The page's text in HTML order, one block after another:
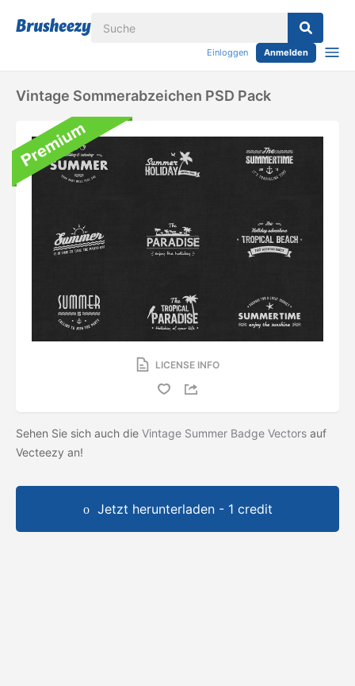
Einloggen Anmelden
Vintage Sommerabzeichen PSD Pack
LICENSE INFO
Sehen Sie sich auch die Vintage Summer Badge Vectors auf
Vecteezy an!
Jetzt herunterladen - 1 credit